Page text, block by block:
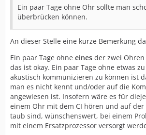
Ein paar Tage ohne Ohr sollte man
überbrücken können.
An dieser Stelle eine kurze Bemerkung
Ein paar Tage ohne eines der zwei
das ist okay. Ein paar Tage ohne etwas
akustisch kommunizieren zu können ist
man es nicht kennt und/oder auf die
angewiesen ist. Insofern wäre es für
einem Ohr mit dem CI hören und auf der
taub sind, wünschenswert, bei einem
mit einem Ersatzprozessor versorgt